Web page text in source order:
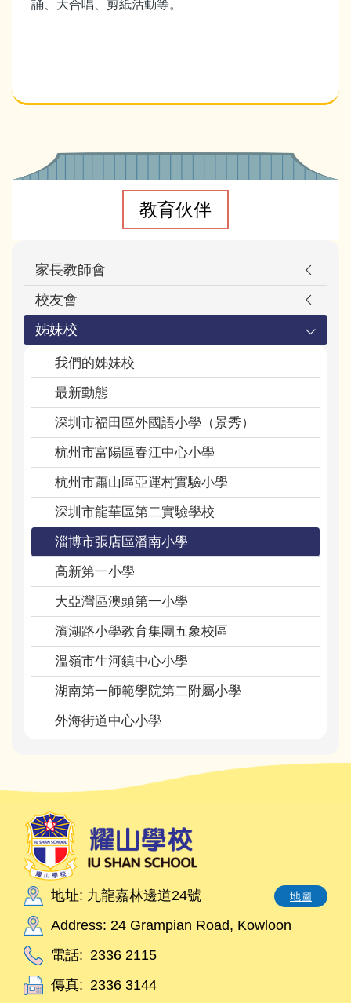
Main
教育伙伴
家長教師會
校友會
姊妹校
我們的姊妹校
最新動態
深圳市福田區外國語小學（景秀）
杭州市富陽區春江中心小學
杭州市蕭山區亞運村實驗小學
深圳市龍華區第二實驗學校
淄博市張店區潘南小學
高新第一小學
大亞灣區澳頭第一小學
濱湖路小學教育集團五象校區
溫嶺市生河鎮中心小學
湖南第一師範學院第二附屬小學
外海街道中心小學
地址: 九龍嘉林邊道24號
Address: 24 Grampian Road, Kowloon
地圖
電話: 2336 2115
傳真: 2336 3144